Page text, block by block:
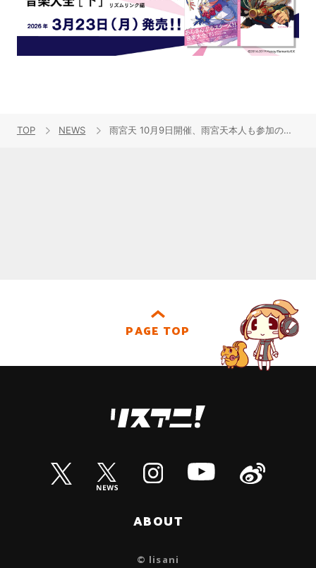
TOP NEWS 雨宮天 10月9日開催、雨宮天本人も参加のライブ映像「同時視聴会」に先駆け、オンライン配信ライブ映像の一部をYouTubeにて初の一般公開！
PAGE TOP
ABOUT
© lisani